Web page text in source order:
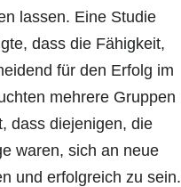
lassen. Eine Studie
dass die Fähigkeit,
für den Erfolg im
mehrere Gruppen
dass diejenigen, die
waren, sich an neue
und erfolgreich zu sein.